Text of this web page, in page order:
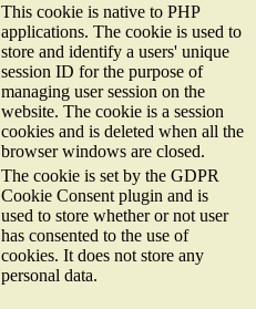
This cookie is native to PHP
applications. The cookie is used to
store and identify a users' unique
session ID for the purpose of
managing user session on the
website. The cookie is a session
cookies and is deleted when all the
browser windows are closed.
The cookie is set by the GDPR
Cookie Consent plugin and is
used to store whether or not user
has consented to the use of
cookies. It does not store any
personal data.